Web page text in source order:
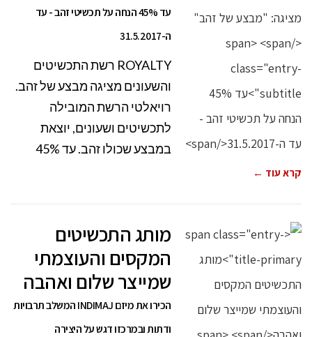
עד 45% הנחה על תכשיטי זהב - עד
ה-31.5.2017
ROYALTY רשת התכשיטים
והשעונים מציגה מבצע של זהב.
רויאלטי הרשת המובילה
לתכשיטים ושעונים, יוצאת
במבצע שכולו זהב. עד 45%
קרא עוד ←
מותג התכשיטים
המקסים והעוצמתי
שמייצר שלום ואהבה
הכירו את מיזם INDIMAJ המשלב תרבויות
ודתות ובמרכזו דגש על היצירה